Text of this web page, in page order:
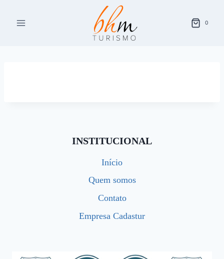
para
0
INSTITUCIONAL
Início
Quem somos
Contato
Empresa Cadastur